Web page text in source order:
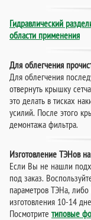
Гидравлический
области применения
Для облегчения
Для облегчения
отвернуть крышку
это делать в тисках
усилий. После этого
демонтажа фильтра.
Изготовление ТЭНов
Если Вы не нашли
под заказ.
параметров ТЭНа,
изготовления 10-14
Посмотрите типовые